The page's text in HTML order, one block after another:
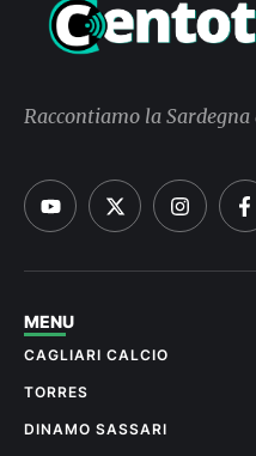
Raccontiamo la Sardegna
MENU
CAGLIARI CALCIO
TORRES
DINAMO SASSARI